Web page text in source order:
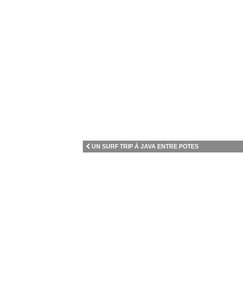
UN SURF TRIP À JAVA ENTRE POTES